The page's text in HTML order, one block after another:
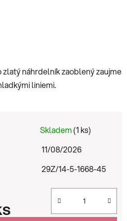
náhrdelník zaoblený zaujme
liniemi.
Skladem(1 ks)
11/08/2026
29Z/14-5-1668-45